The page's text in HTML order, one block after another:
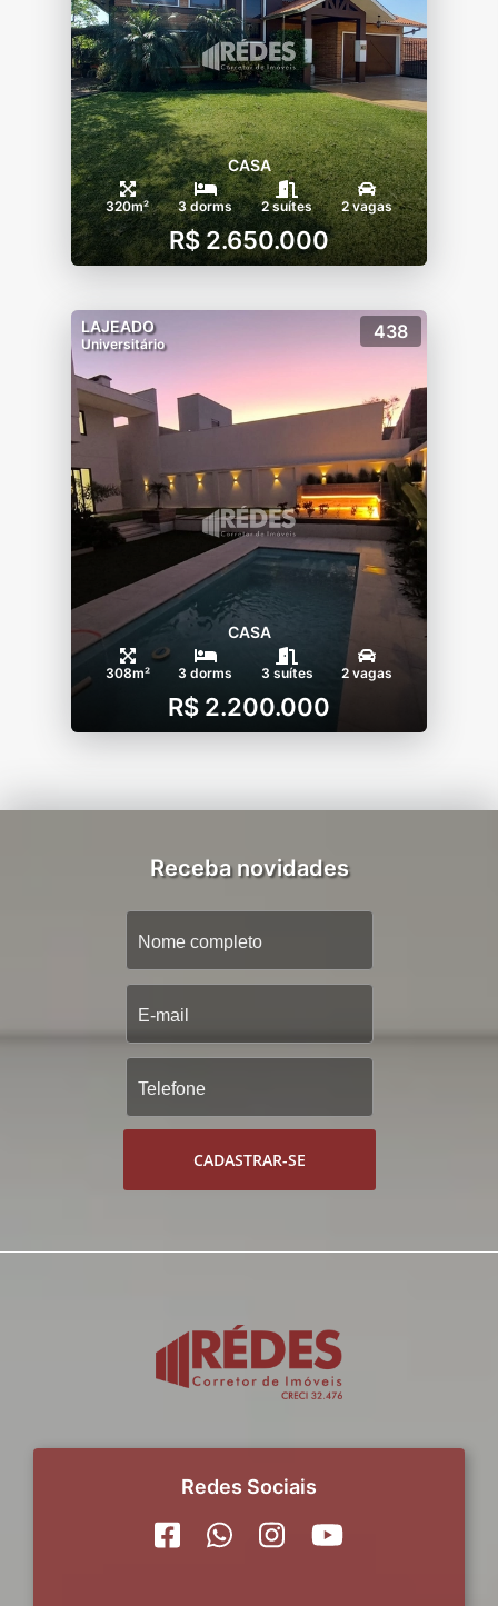
CASA
320m² 3 dorms 2 suítes 2 vagas
R$ 2.650.000
LAJEADO
Universitário
438
CASA
308m² 3 dorms 3 suítes 2 vagas
R$ 2.200.000
Receba novidades
CADASTRAR-SE
Redes Sociais